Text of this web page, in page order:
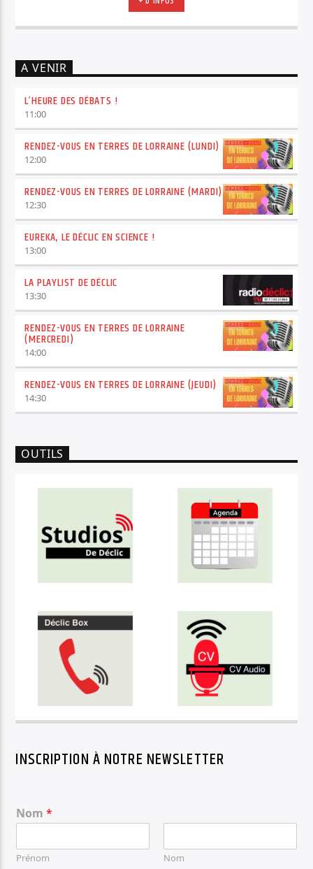
A VENIR
L’HEURE DES DÉBATS !
11:00
RENDEZ-VOUS EN TERRES DE LORRAINE (LUNDI)
12:00
RENDEZ-VOUS EN TERRES DE LORRAINE (MARDI)
12:30
EUREKA, LE DÉCLIC EN SCIENCE !
13:00
LA PLAYLIST DE DÉCLIC
13:30
RENDEZ-VOUS EN TERRES DE LORRAINE
(MERCREDI)
14:00
RENDEZ-VOUS EN TERRES DE LORRAINE (JEUDI)
14:30
OUTILS
INSCRIPTION À NOTRE NEWSLETTER
Nom*
Prénom Nom